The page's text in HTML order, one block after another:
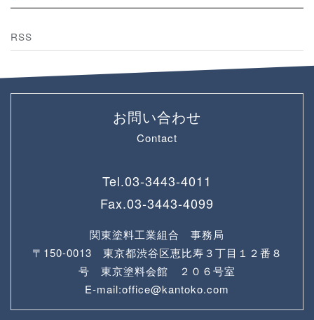
RSS
お問い合わせ
Contact
Tel.03-3443-4011
Fax.03-3443-4099
関東塗料工業組合 事務局
〒150-0013 東京都渋谷区恵比寿３丁目１２番８
号 東京塗料会館 ２０６号室
E-mail:office@kantoko.com